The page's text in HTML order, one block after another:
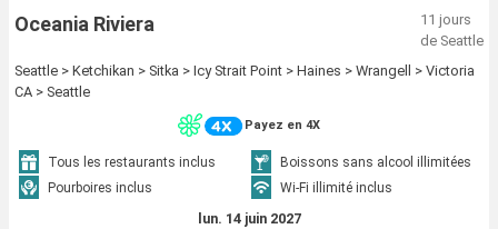
Oceania Riviera
11 jours
de Seattle
Seattle > Ketchikan > Sitka > Icy Strait Point > Haines > Wrangell > Victoria
CA > Seattle
Payez en 4X
Tous les restaurants inclus
Boissons sans alcool illimitées
Pourboires inclus
Wi-Fi illimité inclus
lun. 14 juin 2027